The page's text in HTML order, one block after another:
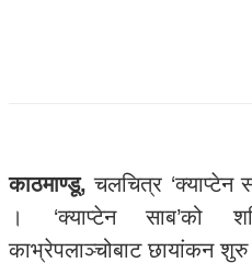
काठमाण्डू, चलचित्र ‘क्याप्टेन
। ‘क्याप्टेन साब’को
काभ्रेपलाञ्चोबाट छायांकन